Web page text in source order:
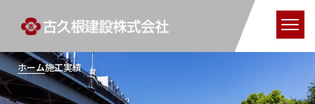
ホーム施工実績